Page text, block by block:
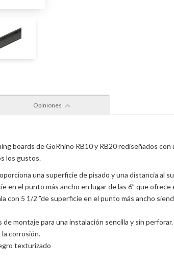
Opiniones
boards de GoRhino RB10 y RB20 rediseñados
los gustos.
una superficie de pisado y una distancia al
en el punto más ancho en lugar de las 6” que ofrece
con 5 1/2 ”de superficie en el punto más ancho
montaje para una instalación sencilla y sin perforar.
corrosión.
texturizado